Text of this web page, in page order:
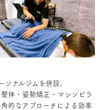
ソナルジムを併設。
体・姿勢矯正・マシンピラ
的なアプローチによる効率